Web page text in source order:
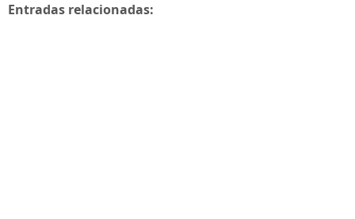
Entradas relacionadas: